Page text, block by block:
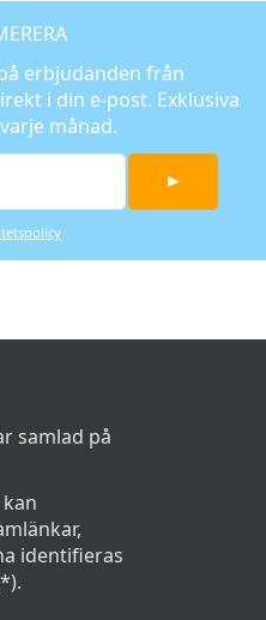
erbjudanden från
i din e-post. Exklusiva
månad.
►
samlad på
identifieras